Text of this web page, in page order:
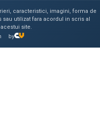
caracteristici, imagini, forma de
utilizat fara acordul in scris al
site.
by